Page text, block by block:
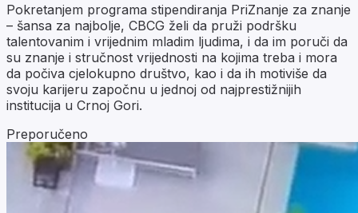
Pokretanjem programa stipendiranja PriZnanje za znanje
– šansa za najbolje, CBCG želi da pruži podršku
talentovanim i vrijednim mladim ljudima, i da im poruči da
su znanje i stručnost vrijednosti na kojima treba i mora
da počiva cjelokupno društvo, kao i da ih motiviše da
svoju karijeru započnu u jednoj od najprestižnijih
institucija u Crnoj Gori.
Preporučeno